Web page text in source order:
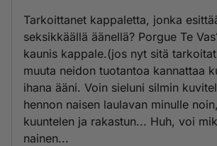
Tarkoittanet kappaletta, jonka
seksikkäällä äänellä? Porgue Te
kaunis kappale.(jos nyt sitä
muuta neidon tuotantoa kannattaa
ihana ääni. Voin sieluni silmin
hennon naisen laulavan minulle
kuuntelen ja rakastun... Huh, voi
nainen...